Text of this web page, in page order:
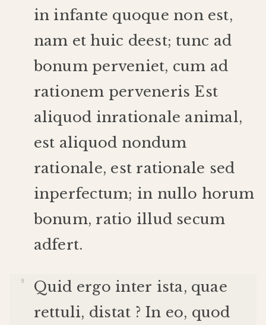
in infante quoque non est,
nam et huic deest; tunc ad
bonum perveniet, cum ad
rationem perveneris Est
aliquod inrationale animal,
est aliquod nondum
rationale, est rationale sed
inperfectum; in nullo horum
bonum, ratio illud secum
adfert.
Quid ergo inter ista, quae
rettuli, distat ? In eo, quod